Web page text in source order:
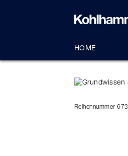
HOME
Reihennummer 673